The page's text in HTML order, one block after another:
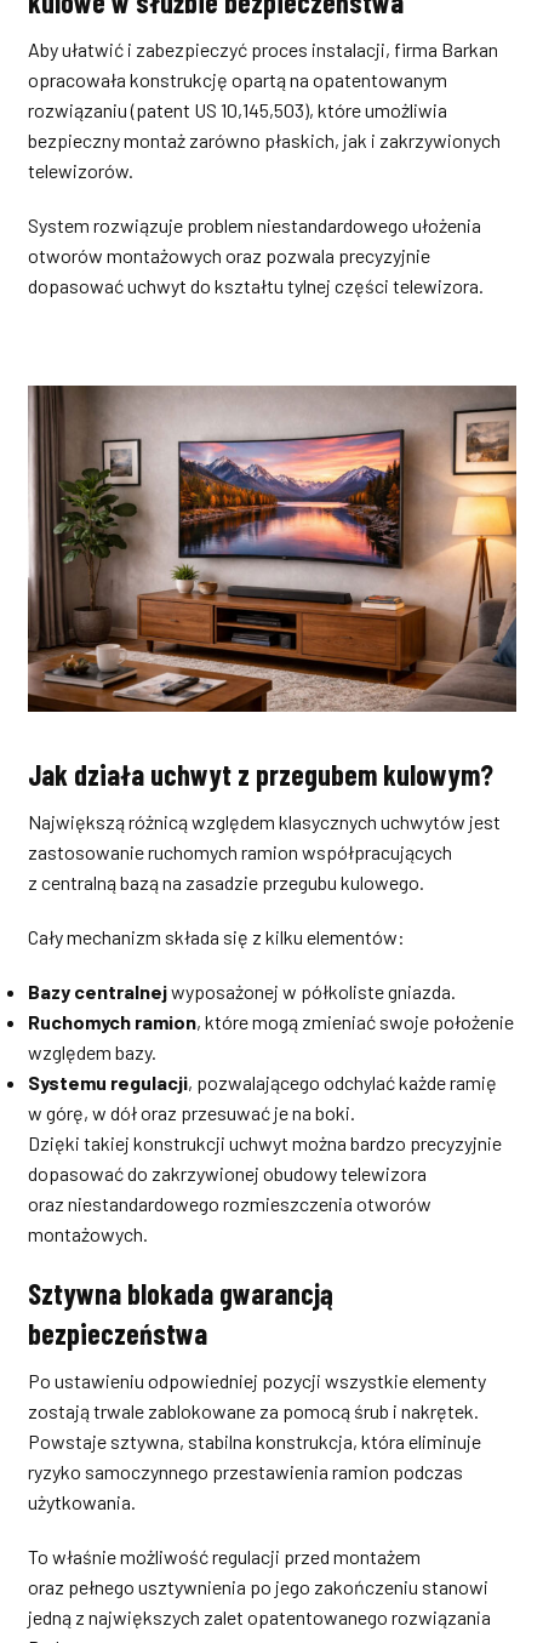
Aby ułatwić i zabezpieczyć proces instalacji, firma Barkan
opracowała konstrukcję opartą na opatentowanym
rozwiązaniu (patent US 10,145,503), które umożliwia
bezpieczny montaż zarówno płaskich, jak i zakrzywionych
telewizorów.
System rozwiązuje problem niestandardowego ułożenia
otworów montażowych oraz pozwala precyzyjnie
dopasować uchwyt do kształtu tylnej części telewizora.
Jak działa uchwyt z przegubem kulowym?
Największą różnicą względem klasycznych uchwytów jest
zastosowanie ruchomych ramion współpracujących
z centralną bazą na zasadzie przegubu kulowego.
Cały mechanizm składa się z kilku elementów:
Bazy centralnejwyposażonej w półkoliste gniazda.
Ruchomych ramion, które mogą zmieniać swoje położenie
względem bazy.
Systemu regulacji, pozwalającego odchylać każde ramię
w górę, w dół oraz przesuwać je na boki.
Dzięki takiej konstrukcji uchwyt można bardzo precyzyjnie
dopasować do zakrzywionej obudowy telewizora
oraz niestandardowego rozmieszczenia otworów
montażowych.
Sztywna blokada gwarancją
bezpieczeństwa
Po ustawieniu odpowiedniej pozycji wszystkie elementy
zostają trwale zablokowane za pomocą śrub i nakrętek.
Powstaje sztywna, stabilna konstrukcja, która eliminuje
ryzyko samoczynnego przestawienia ramion podczas
użytkowania.
To właśnie możliwość regulacji przed montażem
oraz pełnego usztywnienia po jego zakończeniu stanowi
jedną z największych zalet opatentowanego rozwiązania